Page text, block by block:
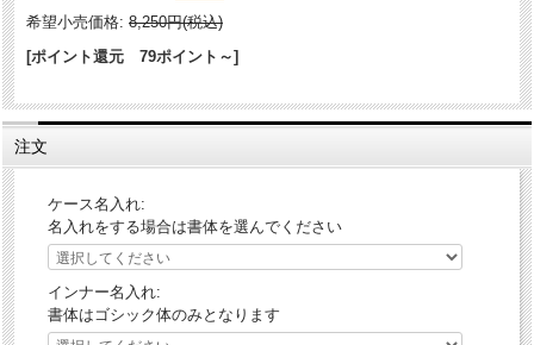
使いにオススメ！！
ケース形状：レギュラー・ケース
希望小売価格: 8,250円(税込)
[ポイント還元 79ポイント～]
注文
ケース名入れ:
名入れをする場合は書体を選んでください
インナー名入れ:
書体はゴシック体のみとなります